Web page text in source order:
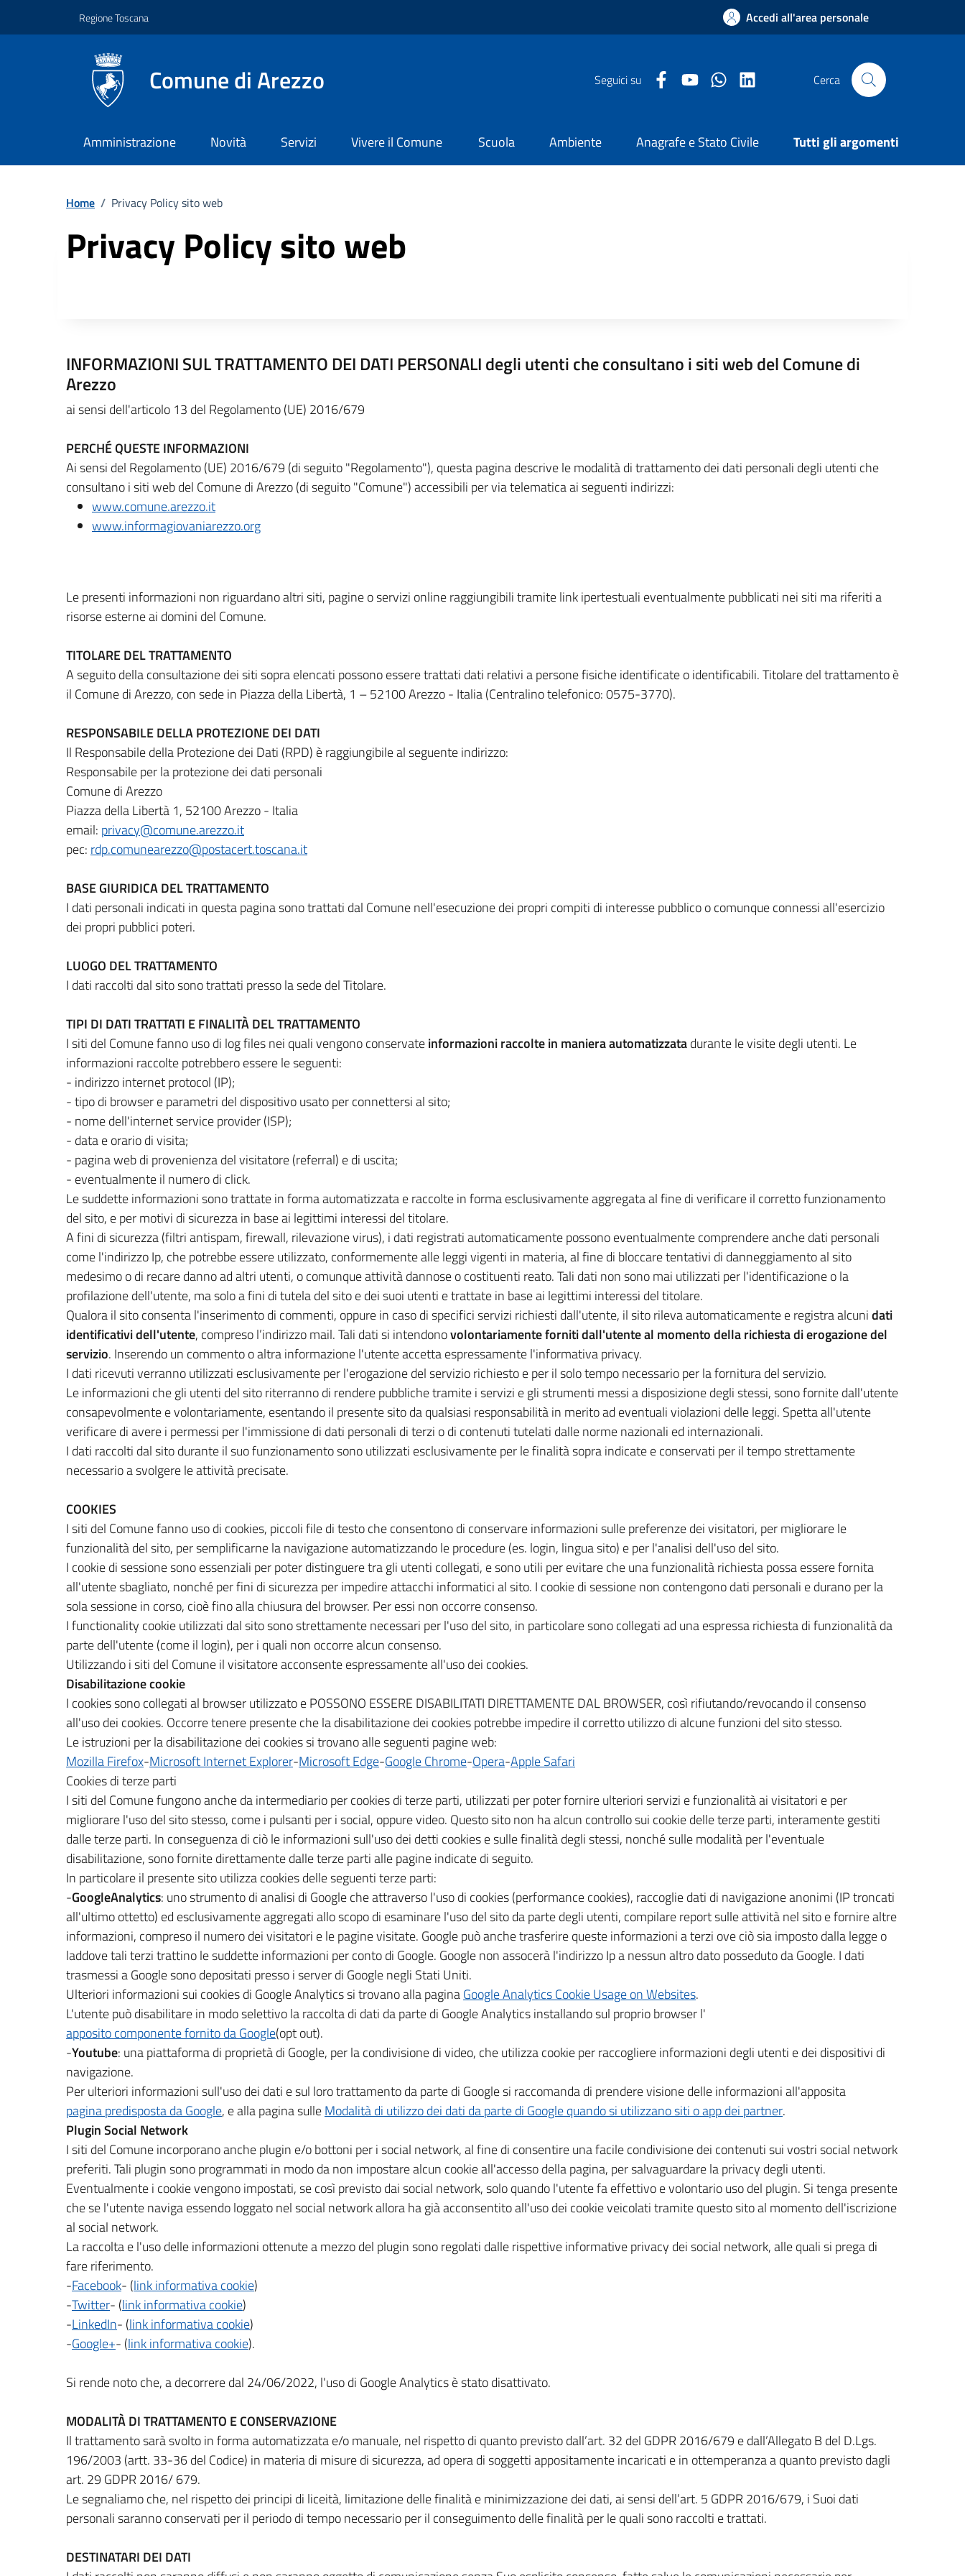
Regione Toscana Accedi all'area personale
Comune di Arezzo Seguici su Facebook Comune di Arezzo
Youtube Comune di Arezzo
Twitter Comune di Arezzo
LinkedIn Comune di Arezzo
Cerca
Amministrazione Novità Servizi Vivere il Comune Scuola Ambiente Anagrafe e Stato Civile Tutti gli argomenti
Home / Privacy Policy sito web
Privacy Policy sito web
Descrizione completa
INFORMAZIONI SUL TRATTAMENTO DEI DATI PERSONALI degli utenti che consultano i siti web del Comune di
Arezzo
ai sensi dell'articolo 13 del Regolamento (UE) 2016/679
PERCHÉ QUESTE INFORMAZIONI
Ai sensi del Regolamento (UE) 2016/679 (di seguito "Regolamento"), questa pagina descrive le modalità di trattamento dei dati personali degli utenti che
consultano i siti web del Comune di Arezzo (di seguito "Comune") accessibili per via telematica ai seguenti indirizzi:
www.comune.arezzo.it
www.informagiovaniarezzo.org
Le presenti informazioni non riguardano altri siti, pagine o servizi online raggiungibili tramite link ipertestuali eventualmente pubblicati nei siti ma riferiti a
risorse esterne ai domini del Comune.
TITOLARE DEL TRATTAMENTO
A seguito della consultazione dei siti sopra elencati possono essere trattati dati relativi a persone fisiche identificate o identificabili. Titolare del trattamento è
il Comune di Arezzo, con sede in Piazza della Libertà, 1 – 52100 Arezzo - Italia (Centralino telefonico: 0575-3770).
RESPONSABILE DELLA PROTEZIONE DEI DATI
Il Responsabile della Protezione dei Dati (RPD) è raggiungibile al seguente indirizzo:
Responsabile per la protezione dei dati personali
Comune di Arezzo
Piazza della Libertà 1, 52100 Arezzo - Italia
email: privacy@comune.arezzo.it
pec: rdp.comunearezzo@postacert.toscana.it
BASE GIURIDICA DEL TRATTAMENTO
I dati personali indicati in questa pagina sono trattati dal Comune nell'esecuzione dei propri compiti di interesse pubblico o comunque connessi all'esercizio
dei propri pubblici poteri.
LUOGO DEL TRATTAMENTO
I dati raccolti dal sito sono trattati presso la sede del Titolare.
TIPI DI DATI TRATTATI E FINALITÀ DEL TRATTAMENTO
I siti del Comune fanno uso di log files nei quali vengono conservateinformazioni raccolte in maniera automatizzatadurante le visite degli utenti. Le
informazioni raccolte potrebbero essere le seguenti:
- indirizzo internet protocol (IP);
- tipo di browser e parametri del dispositivo usato per connettersi al sito;
- nome dell'internet service provider (ISP);
- data e orario di visita;
- pagina web di provenienza del visitatore (referral) e di uscita;
- eventualmente il numero di click.
Le suddette informazioni sono trattate in forma automatizzata e raccolte in forma esclusivamente aggregata al fine di verificare il corretto funzionamento
del sito, e per motivi di sicurezza in base ai legittimi interessi del titolare.
A fini di sicurezza (filtri antispam, firewall, rilevazione virus), i dati registrati automaticamente possono eventualmente comprendere anche dati personali
come l'indirizzo Ip, che potrebbe essere utilizzato, conformemente alle leggi vigenti in materia, al fine di bloccare tentativi di danneggiamento al sito
medesimo o di recare danno ad altri utenti, o comunque attività dannose o costituenti reato. Tali dati non sono mai utilizzati per l'identificazione o la
profilazione dell'utente, ma solo a fini di tutela del sito e dei suoi utenti e trattate in base ai legittimi interessi del titolare.
Qualora il sito consenta l'inserimento di commenti, oppure in caso di specifici servizi richiesti dall'utente, il sito rileva automaticamente e registra alcunidati
identificativi dell'utente, compreso l’indirizzo mail. Tali dati si intendonovolontariamente forniti dall'utente al momento della richiesta di erogazione del
servizio. Inserendo un commento o altra informazione l'utente accetta espressamente l'informativa privacy.
I dati ricevuti verranno utilizzati esclusivamente per l'erogazione del servizio richiesto e per il solo tempo necessario per la fornitura del servizio.
Le informazioni che gli utenti del sito riterranno di rendere pubbliche tramite i servizi e gli strumenti messi a disposizione degli stessi, sono fornite dall'utente
consapevolmente e volontariamente, esentando il presente sito da qualsiasi responsabilità in merito ad eventuali violazioni delle leggi. Spetta all'utente
verificare di avere i permessi per l'immissione di dati personali di terzi o di contenuti tutelati dalle norme nazionali ed internazionali.
I dati raccolti dal sito durante il suo funzionamento sono utilizzati esclusivamente per le finalità sopra indicate e conservati per il tempo strettamente
necessario a svolgere le attività precisate.
COOKIES
I siti del Comune fanno uso di cookies, piccoli file di testo che consentono di conservare informazioni sulle preferenze dei visitatori, per migliorare le
funzionalità del sito, per semplificarne la navigazione automatizzando le procedure (es. login, lingua sito) e per l'analisi dell'uso del sito.
I cookie di sessione sono essenziali per poter distinguere tra gli utenti collegati, e sono utili per evitare che una funzionalità richiesta possa essere fornita
all'utente sbagliato, nonché per fini di sicurezza per impedire attacchi informatici al sito. I cookie di sessione non contengono dati personali e durano per la
sola sessione in corso, cioè fino alla chiusura del browser. Per essi non occorre consenso.
I functionality cookie utilizzati dal sito sono strettamente necessari per l'uso del sito, in particolare sono collegati ad una espressa richiesta di funzionalità da
parte dell'utente (come il login), per i quali non occorre alcun consenso.
Utilizzando i siti del Comune il visitatore acconsente espressamente all'uso dei cookies.
Disabilitazione cookie
I cookies sono collegati al browser utilizzato e POSSONO ESSERE DISABILITATI DIRETTAMENTE DAL BROWSER, così rifiutando/revocando il consenso
all'uso dei cookies. Occorre tenere presente che la disabilitazione dei cookies potrebbe impedire il corretto utilizzo di alcune funzioni del sito stesso.
Le istruzioni per la disabilitazione dei cookies si trovano alle seguenti pagine web:
Mozilla Firefox-Microsoft Internet Explorer-Microsoft Edge-Google Chrome-Opera-Apple Safari
Cookies di terze parti
I siti del Comune fungono anche da intermediario per cookies di terze parti, utilizzati per poter fornire ulteriori servizi e funzionalità ai visitatori e per
migliorare l'uso del sito stesso, come i pulsanti per i social, oppure video. Questo sito non ha alcun controllo sui cookie delle terze parti, interamente gestiti
dalle terze parti. In conseguenza di ciò le informazioni sull'uso dei detti cookies e sulle finalità degli stessi, nonché sulle modalità per l'eventuale
disabilitazione, sono fornite direttamente dalle terze parti alle pagine indicate di seguito.
In particolare il presente sito utilizza cookies delle seguenti terze parti:
-GoogleAnalytics: uno strumento di analisi di Google che attraverso l'uso di cookies (performance cookies), raccoglie dati di navigazione anonimi (IP troncati
all'ultimo ottetto) ed esclusivamente aggregati allo scopo di esaminare l'uso del sito da parte degli utenti, compilare report sulle attività nel sito e fornire altre
informazioni, compreso il numero dei visitatori e le pagine visitate. Google può anche trasferire queste informazioni a terzi ove ciò sia imposto dalla legge o
laddove tali terzi trattino le suddette informazioni per conto di Google. Google non assocerà l'indirizzo Ip a nessun altro dato posseduto da Google. I dati
trasmessi a Google sono depositati presso i server di Google negli Stati Uniti.
Ulteriori informazioni sui cookies di Google Analytics si trovano alla paginaGoogle Analytics Cookie Usage on Websites.
L'utente può disabilitare in modo selettivo la raccolta di dati da parte di Google Analytics installando sul proprio browser l'
apposito componente fornito da Google(opt out).
-Youtube: una piattaforma di proprietà di Google, per la condivisione di video, che utilizza cookie per raccogliere informazioni degli utenti e dei dispositivi di
navigazione.
Per ulteriori informazioni sull'uso dei dati e sul loro trattamento da parte di Google si raccomanda di prendere visione delle informazioni all'apposita
pagina predisposta da Google, e alla pagina sulleModalità di utilizzo dei dati da parte di Google quando si utilizzano siti o app dei partner.
Plugin Social Network
I siti del Comune incorporano anche plugin e/o bottoni per i social network, al fine di consentire una facile condivisione dei contenuti sui vostri social network
preferiti. Tali plugin sono programmati in modo da non impostare alcun cookie all'accesso della pagina, per salvaguardare la privacy degli utenti.
Eventualmente i cookie vengono impostati, se così previsto dai social network, solo quando l'utente fa effettivo e volontario uso del plugin. Si tenga presente
che se l'utente naviga essendo loggato nel social network allora ha già acconsentito all'uso dei cookie veicolati tramite questo sito al momento dell'iscrizione
al social network.
La raccolta e l'uso delle informazioni ottenute a mezzo del plugin sono regolati dalle rispettive informative privacy dei social network, alle quali si prega di
fare riferimento.
-Facebook- (link informativa cookie)
-Twitter- (link informativa cookie)
-LinkedIn- (link informativa cookie)
-Google+- (link informativa cookie).
Si rende noto che, a decorrere dal 24/06/2022, l'uso di Google Analytics è stato disattivato.
MODALITÀ DI TRATTAMENTO E CONSERVAZIONE
Il trattamento sarà svolto in forma automatizzata e/o manuale, nel rispetto di quanto previsto dall’art. 32 del GDPR 2016/679 e dall’Allegato B del D.Lgs.
196/2003 (artt. 33-36 del Codice) in materia di misure di sicurezza, ad opera di soggetti appositamente incaricati e in ottemperanza a quanto previsto dagli
art. 29 GDPR 2016/ 679.
Le segnaliamo che, nel rispetto dei principi di liceità, limitazione delle finalità e minimizzazione dei dati, ai sensi dell’art. 5 GDPR 2016/679, i Suoi dati
personali saranno conservati per il periodo di tempo necessario per il conseguimento delle finalità per le quali sono raccolti e trattati.
DESTINATARI DEI DATI